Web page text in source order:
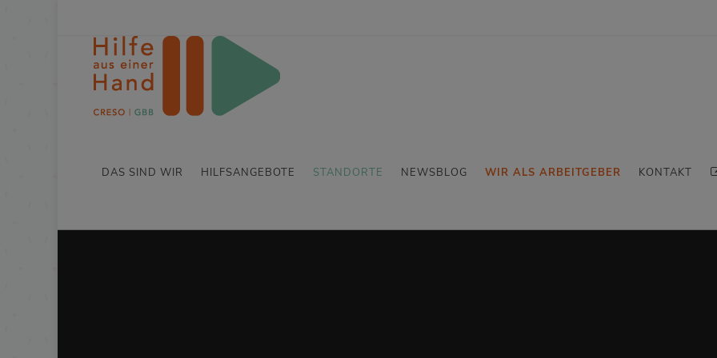
DAS SIND WIR HILFSANGEBOTE STANDORTE NEWSBLOG WIR ALS ARBEITGEBER KONTAKT